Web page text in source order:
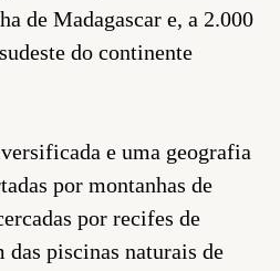
de Madagascar e, a 2.000
do continente
e uma geografia
por montanhas de
por recifes de
piscinas naturais de